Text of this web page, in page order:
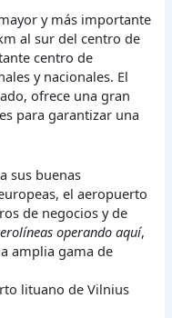
y más importante
al sur del centro de
centro de
y nacionales. El
ofrece una gran
para garantizar una
sus buenas
el aeropuerto
de negocios y de
operando aquí,
amplia gama de
lituano de Vilnius